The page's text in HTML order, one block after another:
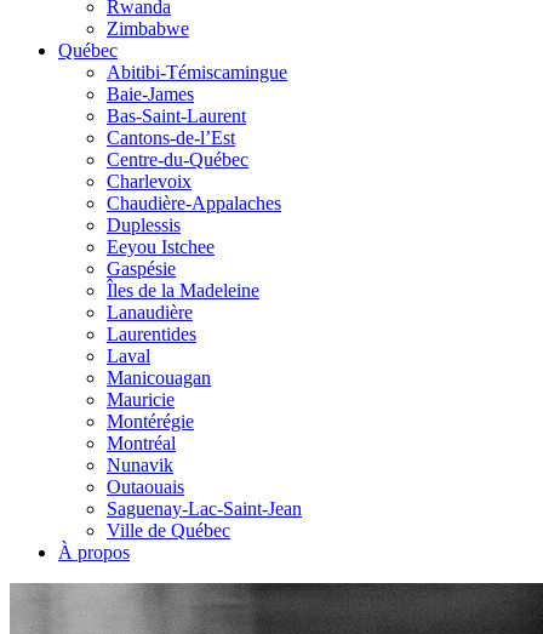
Rwanda
Zimbabwe
Québec
Abitibi-Témiscamingue
Baie-James
Bas-Saint-Laurent
Cantons-de-l’Est
Centre-du-Québec
Charlevoix
Chaudière-Appalaches
Duplessis
Eeyou Istchee
Gaspésie
Îles de la Madeleine
Lanaudière
Laurentides
Laval
Manicouagan
Mauricie
Montérégie
Montréal
Nunavik
Outaouais
Saguenay-Lac-Saint-Jean
Ville de Québec
À propos